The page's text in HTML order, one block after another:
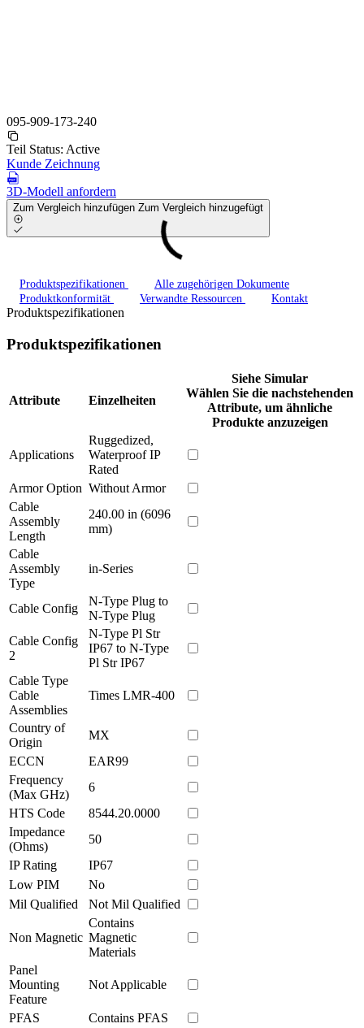
095-909-173-240
Teil Status: Active
Kunde Zeichnung
3D-Modell anfordern
Zum Vergleich hinzufügen Zum Vergleich hinzugefügt
Produktspezifikationen
Alle zugehörigen Dokumente
Produktkonformität
Verwandte Ressourcen Kontakt
Produktspezifikationen
Produktspezifikationen
Attribute Einzelheiten
Siehe Simular
Wählen Sie die nachstehenden
Attribute, um ähnliche
Produkte anzuzeigen
Applications
Ruggedized,
Waterproof IP
Rated
Armor Option Without Armor
Cable
Assembly
Length
240.00 in (6096
mm)
Cable
Assembly
Type
in-Series
Cable Config
N-Type Plug to
N-Type Plug
Cable Config
2
N-Type Pl Str
IP67 to N-Type
Pl Str IP67
Cable Type
Cable
Assemblies
Times LMR-400
Country of
Origin
MX
ECCN
EAR99
Frequency
(Max GHz)
6
HTS Code
8544.20.0000
Impedance
(Ohms)
50
IP Rating
IP67
Low PIM
No
Mil Qualified
Not Mil Qualified
Non Magnetic
Contains
Magnetic
Materials
Panel
Mounting
Feature
Not Applicable
PFAS
Contains PFAS